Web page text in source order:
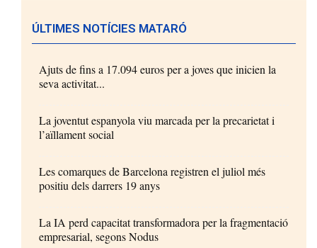
ÚLTIMES NOTÍCIES MATARÓ
Ajuts de fins a 17.094 euros per a joves que inicien la
seva activitat...
La joventut espanyola viu marcada per la precarietat i
l’aïllament social
Les comarques de Barcelona registren el juliol més
positiu dels darrers 19 anys
La IA perd capacitat transformadora per la fragmentació
empresarial, segons Nodus